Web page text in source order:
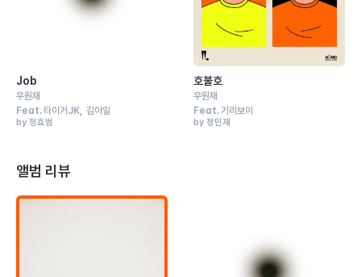
Job
우원재
Feat. 타이거JK 김아일
by 정효범
호불호
우원재
Feat.기리보이
by 정민재
앨범 리뷰